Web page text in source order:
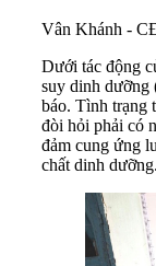
Vân Khánh -
Dưới tác động
suy dinh dưỡng
báo. Tình trạng
đòi hỏi phải có
đảm cung ứng
chất dinh dưỡng.